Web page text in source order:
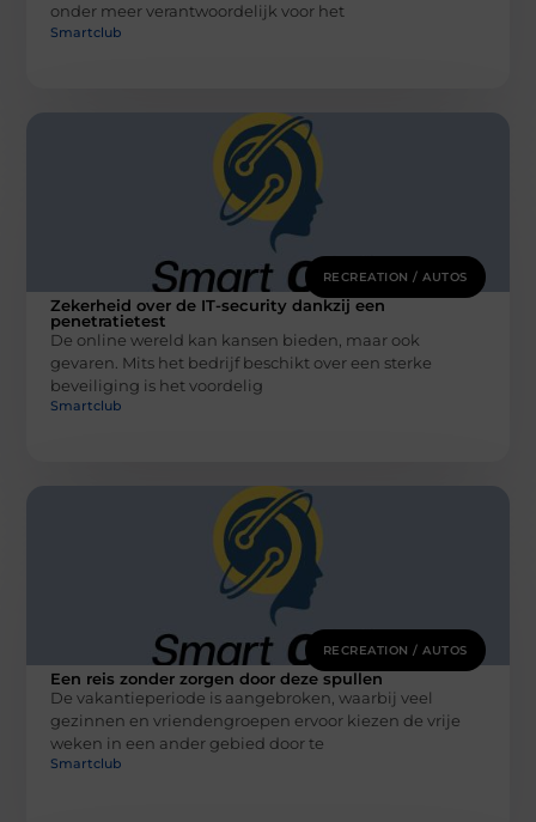
onder meer verantwoordelijk voor het
Smartclub
RECREATION / AUTOS
Zekerheid over de IT-security dankzij een
penetratietest
De online wereld kan kansen bieden, maar ook
gevaren. Mits het bedrijf beschikt over een sterke
beveiliging is het voordelig
Smartclub
RECREATION / AUTOS
Een reis zonder zorgen door deze spullen
De vakantieperiode is aangebroken, waarbij veel
gezinnen en vriendengroepen ervoor kiezen de vrije
weken in een ander gebied door te
Smartclub